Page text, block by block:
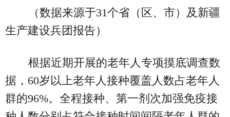
（数据来源于31个省（区、市）及新疆
生产建设兵团报告）
根据近期开展的老年人专项摸底调查数
据，60岁以上老年人接种覆盖人数占老年人
群的96%。全程接种、第一剂次加强免疫接